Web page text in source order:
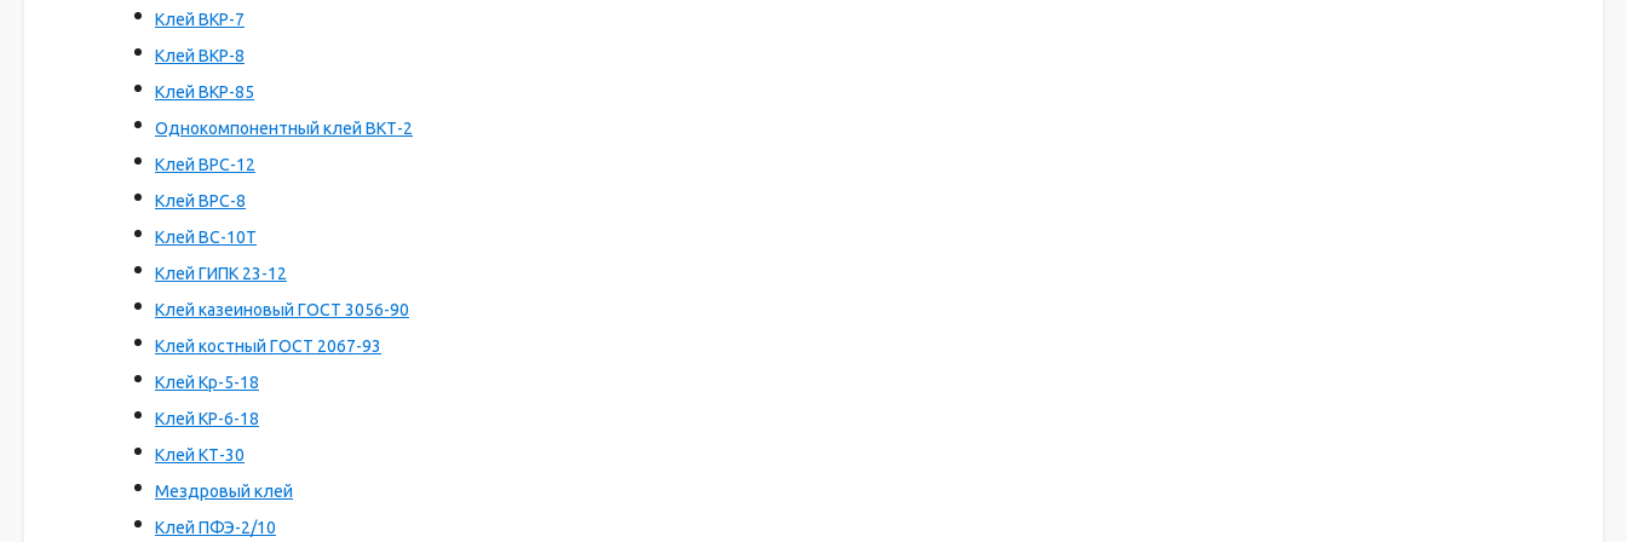
Клей ВКР-7
Клей ВКР-8
Клей ВКР-85
Однокомпонентный клей ВКТ-2
Клей ВРС-12
Клей ВРС-8
Клей ВС-10Т
Клей ГИПК 23-12
Клей казеиновый ГОСТ 3056-90
Клей костный ГОСТ 2067-93
Клей Кр-5-18
Клей КР-6-18
Клей КТ-30
Мездровый клей
Клей ПФЭ-2/10